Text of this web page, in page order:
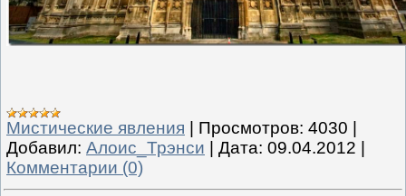
Мистические явления Просмотров: 4030
Добавил: Алоис_Трэнси Дата: 09.04.2012
Комментарии (0)